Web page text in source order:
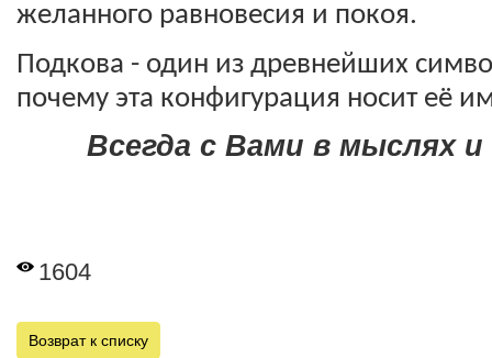
желанного равновесия и покоя.
Подкова - один из древнейших
почему эта конфигурация носит её
Всегда с Вами в мыслях и
1604
Возврат к списку